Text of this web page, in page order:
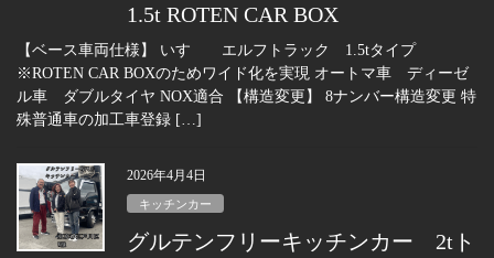
1.5t ROTEN CAR BOX
【ベース車両仕様】 いすゞ エルフトラック 1.5tタイプ
※ROTEN CAR BOXのためワイド化を実現 オートマ車 ディーゼ
ル車 ダブルタイヤ NOX適合 【構造変更】 8ナンバー構造変更 特
殊普通車の加工車登録 […]
2026年4月4日
キッチンカー
グルテンフリーキッチンカー 2tト